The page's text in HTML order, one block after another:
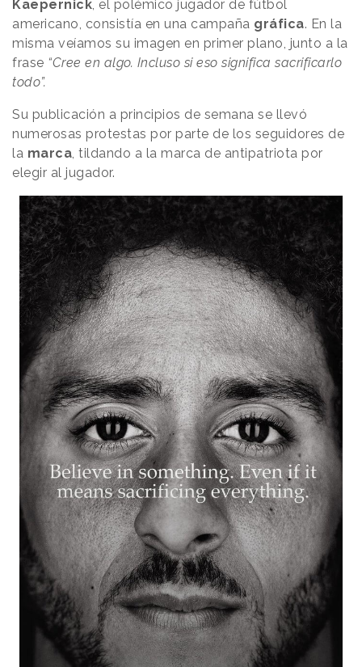
Kaepernick, el polémico jugador de fútbol
americano, consistía en una campaña gráfica. En la
misma veíamos su imagen en primer plano, junto a la
frase “Cree en algo. Incluso si eso significa sacrificarlo
todo”.
Su publicación a principios de semana se llevó
numerosas protestas por parte de los seguidores de
la marca, tildando a la marca de antipatriota por
elegir al jugador.